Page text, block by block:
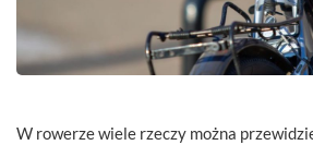
W rowerze wiele rzeczy można